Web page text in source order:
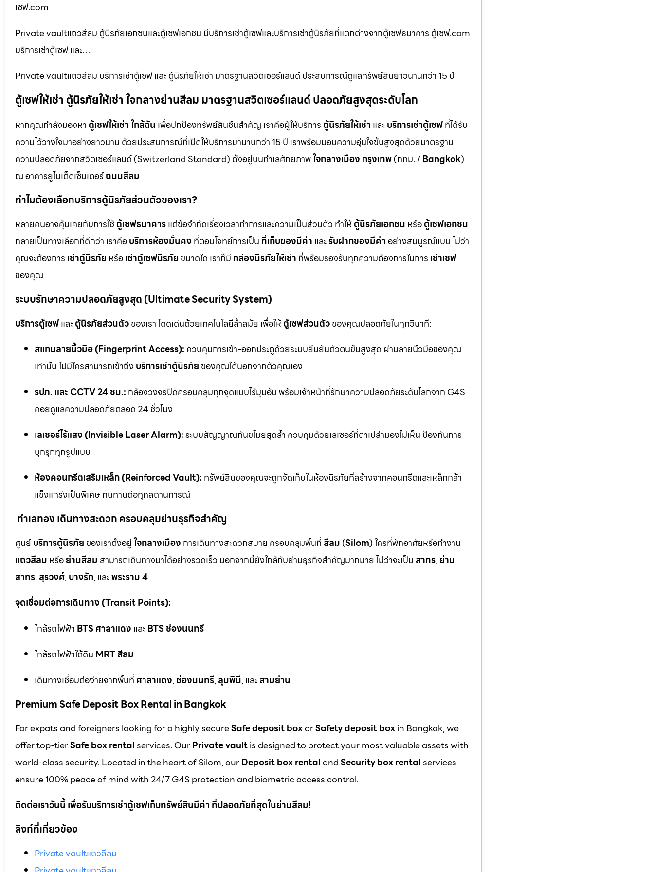
เซฟ.com
Private vaultแถวสีลม ตู้นิรภัยเอกชนและตู้เซฟเอกชน มีบริการเช่าตู้เซฟและบริการเช่าตู้นิรภัยที่แตกต่างจากตู้เซฟธนาคาร ตู้เซฟ.com
บริการเช่าตู้เซฟ และ…
Private vaultแถวสีลม บริการเช่าตู้เซฟ และ ตู้นิรภัยให้เช่า มาตรฐานสวิตเซอร์แลนด์ ประสบการณ์ดูแลทรัพย์สินยาวนานกว่า 15 ปี
ตู้เซฟให้เช่า ตู้นิรภัยให้เช่า ใจกลางย่านสีลม มาตรฐานสวิตเซอร์แลนด์ ปลอดภัยสูงสุดระดับโลก
หากคุณกำลังมองหา ตู้เซฟให้เช่า ใกล้ฉัน เพื่อปกป้องทรัพย์สินชิ้นสำคัญ เราคือผู้ให้บริการ ตู้นิรภัยให้เช่า และบริการเช่าตู้เซฟที่ได้รับ
ความไว้วางใจมาอย่างยาวนาน ด้วยประสบการณ์ที่เปิดให้บริการมานานกว่า 15 ปี เราพร้อมมอบความอุ่นใจขั้นสูงสุดด้วยมาตรฐาน
ความปลอดภัยจากสวิตเซอร์แลนด์ (Switzerland Standard) ตั้งอยู่บนทำเลศักยภาพใจกลางเมือง กรุงเทพ(กทม. /Bangkok)
ณ อาคารยูไนเต็ดเซ็นเตอร์ถนนสีลม
ทำไมต้องเลือกบริการตู้นิรภัยส่วนตัวของเรา?
หลายคนอาจคุ้นเคยกับการใช้ตู้เซฟธนาคารแต่ข้อจำกัดเรื่องเวลาทำการและความเป็นส่วนตัว ทำให้ตู้นิรภัยเอกชน หรือตู้เซฟเอกชน
กลายเป็นทางเลือกที่ดีกว่า เราคือบริการห้องมั่นคง ที่ตอบโจทย์การเป็น ที่เก็บของมีค่า และรับฝากของมีค่าอย่างสมบูรณ์แบบ ไม่ว่า
คุณจะต้องการ เช่าตู้นิรภัย หรือเช่าตู้เซฟนิรภัย ขนาดใด เราก็มี กล่องนิรภัยให้เช่า ที่พร้อมรองรับทุกความต้องการในการ เช่าเซฟ
ของคุณ
ระบบรักษาความปลอดภัยสูงสุด (Ultimate Security System)
บริการตู้เซฟและตู้นิรภัยส่วนตัวของเรา โดดเด่นด้วยเทคโนโลยีล้ำสมัย เพื่อให้ตู้เซฟส่วนตัวของคุณปลอดภัยในทุกวินาที:
สแกนลายนิ้วมือ (Fingerprint Access): ควบคุมการเข้า-ออกประตูด้วยระบบยืนยันตัวตนขั้นสูงสุด ผ่านลายนิ้วมือของคุณ
เท่านั้น ไม่มีใครสามารถเข้าถึง บริการเช่าตู้นิรภัย ของคุณได้นอกจากตัวคุณเอง
รปภ. และ CCTV 24 ชม.: กล้องวงจรปิดครอบคลุมทุกจุดแบบไร้มุมอับ พร้อมเจ้าหน้าที่รักษาความปลอดภัยระดับโลกจาก G4S
คอยดูแลความปลอดภัยตลอด 24 ชั่วโมง
เลเซอร์ไร้แสง (Invisible Laser Alarm):ระบบสัญญาณกันขโมยสุดล้ำ ควบคุมด้วยเลเซอร์ที่ตาเปล่ามองไม่เห็น ป้องกันการ
บุกรุกทุกรูปแบบ
ห้องคอนกรีตเสริมเหล็ก (Reinforced Vault): ทรัพย์สินของคุณจะถูกจัดเก็บในห้องนิรภัยที่สร้างจากคอนกรีตและเหล็กกล้า
แข็งแกร่งเป็นพิเศษ ทนทานต่อทุกสถานการณ์
ทำเลทอง เดินทางสะดวก ครอบคลุมย่านธุรกิจสำคัญ
ศูนย์บริการตู้นิรภัย ของเราตั้งอยู่ใจกลางเมือง การเดินทางสะดวกสบาย ครอบคลุมพื้นที่ สีลม (Silom) ใครที่พักอาศัยหรือทำงาน
แถวสีลม หรือย่านสีลม สามารถเดินทางมาได้อย่างรวดเร็ว นอกจากนี้ยังใกล้กับย่านธุรกิจสำคัญมากมาย ไม่ว่าจะเป็น สาทร, ย่าน
สาทร, สุรวงศ์, บางรัก, และพระราม 4
จุดเชื่อมต่อการเดินทาง (Transit Points):
ใกล้รถไฟฟ้า BTS ศาลาแดง และBTS ช่องนนทรี
ใกล้รถไฟฟ้าใต้ดิน MRT สีลม
เดินทางเชื่อมต่อง่ายจากพื้นที่ ศาลาแดง, ช่องนนทรี, ลุมพินี, และสามย่าน
Premium Safe Deposit Box Rental in Bangkok
For expats and foreigners looking for a highly secureSafe deposit boxorSafety deposit boxin Bangkok, we
offer top-tierSafe box rentalservices. OurPrivate vaultis designed to protect your most valuable assets with
world-class security. Located in the heart of Silom, ourDeposit box rentalandSecurity box rentalservices
ensure 100% peace of mind with 24/7 G4S protection and biometric access control.
ติดต่อเราวันนี้ เพื่อรับบริการเช่าตู้เซฟเก็บทรัพย์สินมีค่า ที่ปลอดภัยที่สุดในย่านสีลม!
ลิงก์ที่เกี่ยวข้อง
Private vaultแถวสีลม